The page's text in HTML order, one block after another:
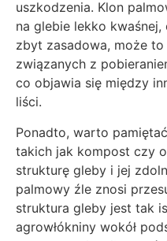
uszkodzenia. Klon
na glebie lekko
zbyt zasadowa, może
związanych z
co objawia się między
liści.
Ponadto, warto
takich jak kompost czy
strukturę gleby i jej
palmowy źle znosi
struktura gleby jest tak
agrowłókniny wokół